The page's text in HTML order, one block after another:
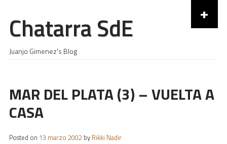
Chatarra SdE
Juanjo Gimenez's Blog
+
Skip to content
MAR DEL PLATA (3) – VUELTA A
CASA
Posted on 13 marzo 2002by Rikki Nadir